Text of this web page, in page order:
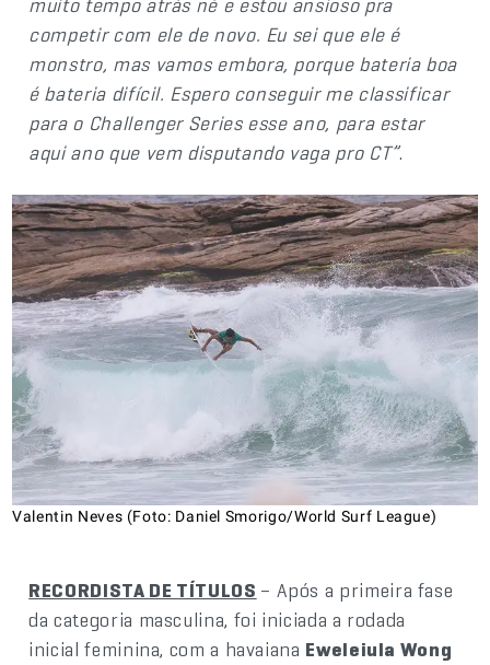
muito tempo atrás né e estou ansioso pra
competir com ele de novo. Eu sei que ele é
monstro, mas vamos embora, porque bateria boa
é bateria difícil. Espero conseguir me classificar
para o Challenger Series esse ano, para estar
aqui ano que vem disputando vaga pro CT”.
Valentin Neves (Foto: Daniel Smorigo/World Surf League)
RECORDISTA DE TÍTULOS – Após a primeira fase
da categoria masculina, foi iniciada a rodada
inicial feminina, com a havaiana Eweleiula Wong